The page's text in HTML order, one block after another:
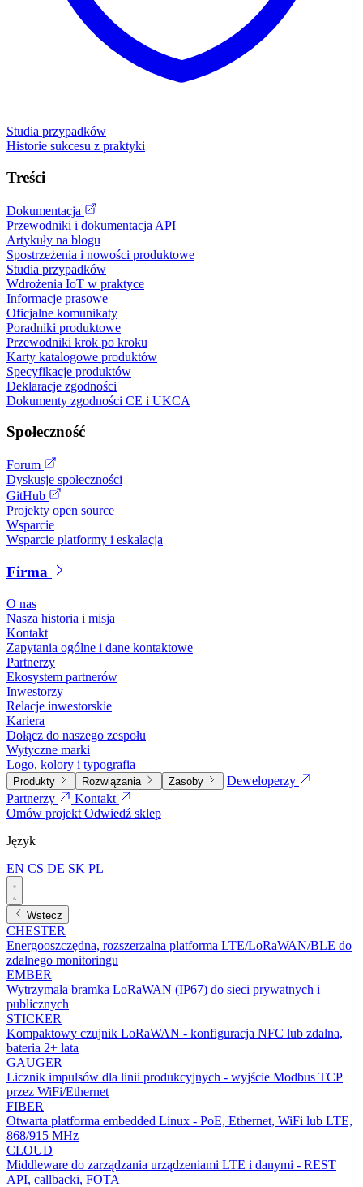
Studia przypadków
Historie sukcesu z praktyki
Treści
Dokumentacja
Przewodniki i dokumentacja API
Artykuły na blogu
Spostrzeżenia i nowości produktowe
Studia przypadków
Wdrożenia IoT w praktyce
Informacje prasowe
Oficjalne komunikaty
Poradniki produktowe
Przewodniki krok po kroku
Karty katalogowe produktów
Specyfikacje produktów
Deklaracje zgodności
Dokumenty zgodności CE i UKCA
Społeczność
Forum
Dyskusje społeczności
GitHub
Projekty open source
Wsparcie
Wsparcie platformy i eskalacja
Firma
O nas
Nasza historia i misja
Kontakt
Zapytania ogólne i dane kontaktowe
Partnerzy
Ekosystem partnerów
Inwestorzy
Relacje inwestorskie
Kariera
Dołącz do naszego zespołu
Wytyczne marki
Logo, kolory i typografia
Produkty Rozwiązania Zasoby
Deweloperzy
Partnerzy
Kontakt
Omów projektOdwiedź sklep
Język
EN CS DE SK PL
Wstecz
CHESTER
Energooszczędna, rozszerzalna platforma LTE/LoRaWAN/BLE do
zdalnego monitoringu
EMBER
Wytrzymała bramka LoRaWAN (IP67) do sieci prywatnych i
publicznych
STICKER
Kompaktowy czujnik LoRaWAN - konfiguracja NFC lub zdalna,
bateria 2+ lata
GAUGER
Licznik impulsów dla linii produkcyjnych - wyjście Modbus TCP
przez WiFi/Ethernet
FIBER
Otwarta platforma embedded Linux - PoE, Ethernet, WiFi lub LTE,
868/915 MHz
CLOUD
Middleware do zarządzania urządzeniami LTE i danymi - REST
API, callbacki, FOTA